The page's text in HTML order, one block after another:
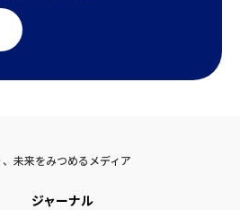
未来をみつめるメディア
ジャーナル